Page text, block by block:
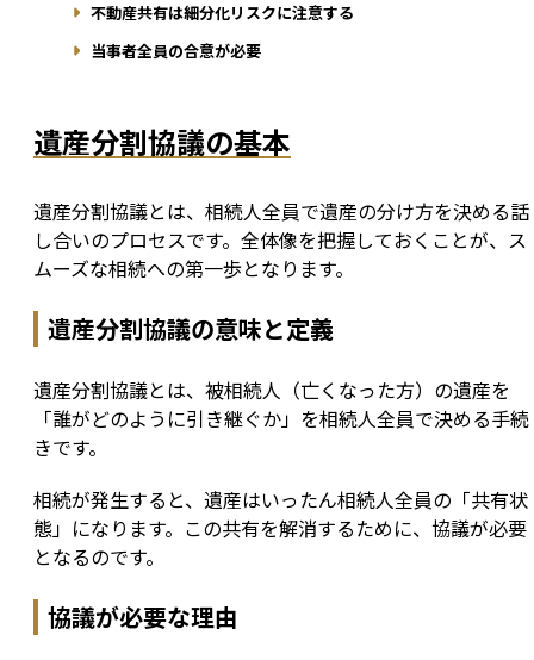
不動産共有は細分化リスクに注意する
当事者全員の合意が必要
遺産分割協議の基本
遺産分割協議とは、相続人全員で遺産の分け方を決める話
し合いのプロセスです。全体像を把握しておくことが、ス
ムーズな相続への第一歩となります。
遺産分割協議の意味と定義
遺産分割協議とは、被相続人（亡くなった方）の遺産を
「誰がどのように引き継ぐか」を相続人全員で決める手続
きです。
相続が発生すると、遺産はいったん相続人全員の「共有状
態」になります。この共有を解消するために、協議が必要
となるのです。
協議が必要な理由